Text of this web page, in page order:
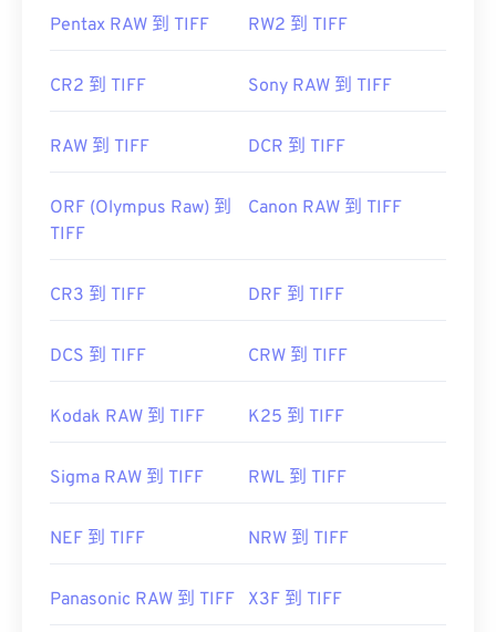
https://www.filep-ext.
Pentax RAW 到 TIFF RW2 到 TIFF
CR2 到 TIFF Sony RAW 到 TIFF
RAW 到 TIFF DCR 到 TIFF
ORF (Olympus Raw) 到
TIFF
Canon RAW 到 TIFF
CR3 到 TIFF DRF 到 TIFF
DCS 到 TIFF CRW 到 TIFF
Kodak RAW 到 TIFF K25 到 TIFF
Sigma RAW 到 TIFF RWL 到 TIFF
NEF 到 TIFF NRW 到 TIFF
Panasonic RAW 到 TIFF X3F 到 TIFF